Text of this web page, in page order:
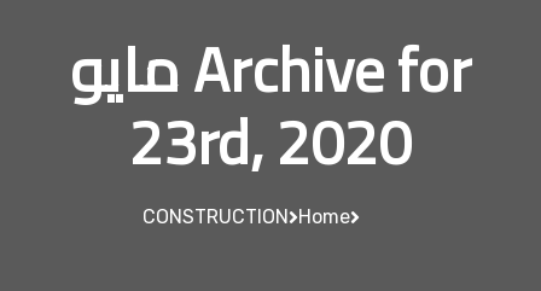
Archive for مايو
23rd, 2020
Home
CONSTRUCTION